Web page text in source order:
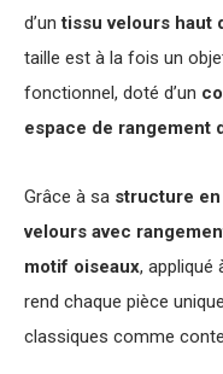
d’untissu velours haut
taille est à la fois un
fonctionnel, doté d’un
espace de rangement
Grâce à sa structure
velours avec
motif oiseaux, appliqué
rend chaque pièce
classiques comme